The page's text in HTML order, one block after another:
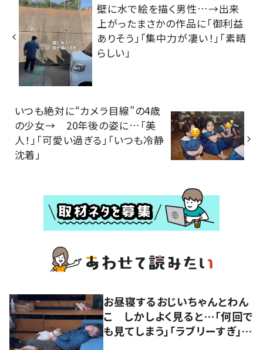
壁に水で絵を描く男性…→出来
上がったまさかの作品に「御利益
ありそう」「集中力が凄い！」「素晴
らしい」
いつも絶対に“カメラ目線”の4歳
の少女→ 20年後の姿に…「美
人！」「可愛い過ぎる」「いつも冷静
沈着」
お昼寝するおじいちゃんとわん
こ しかしよく見ると…「何回で
も見てしまう」「ラブリーすぎ」の